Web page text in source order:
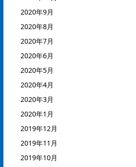
2020年9月
2020年8月
2020年7月
2020年6月
2020年5月
2020年4月
2020年3月
2020年1月
2019年12月
2019年11月
2019年10月